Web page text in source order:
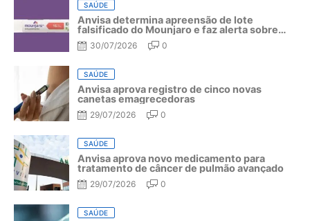
SAÚDE
Anvisa determina apreensão de lote
falsificado do Mounjaro e faz alerta sobre
riscos do medicamento
30/07/2026 0
SAÚDE
Anvisa aprova registro de cinco novas
canetas emagrecedoras
29/07/2026 0
SAÚDE
Anvisa aprova novo medicamento para
tratamento de câncer de pulmão avançado
29/07/2026 0
SAÚDE